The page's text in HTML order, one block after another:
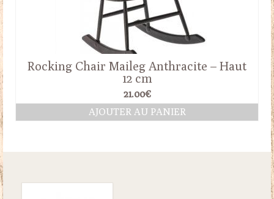
Rocking Chair Maileg Anthracite – Haut
12 cm
21.00€
AJOUTER AU PANIER